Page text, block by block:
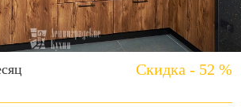
Скидка - 52 %